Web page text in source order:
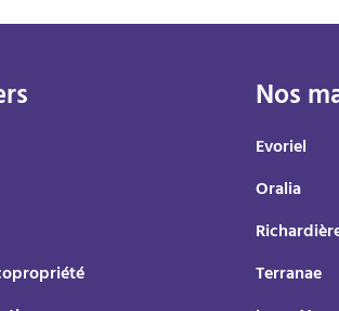
Nos
Evoriel
Oralia
Terranae